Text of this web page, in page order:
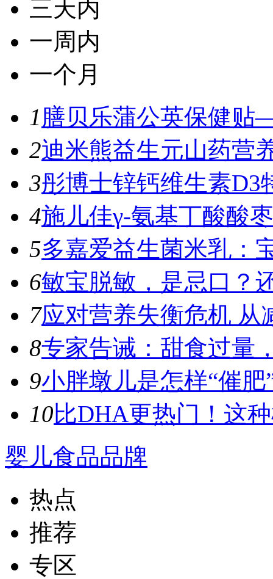
三天内
一周内
一个月
1 膳贝乐蒲公英保健
2迪米熊益生元山药营
3彤博士锌钙维生素
4施儿佳γ-氨基丁酸酸
5多嘉爱益生菌米乳：
6敏宝脱敏，是忌口？
7应对营养失衡危机 从
8专家告诫：甜食过量
9小胖墩儿是怎样“催
10比DHA更热门！这
婴儿食品品牌
热点
推荐
专区